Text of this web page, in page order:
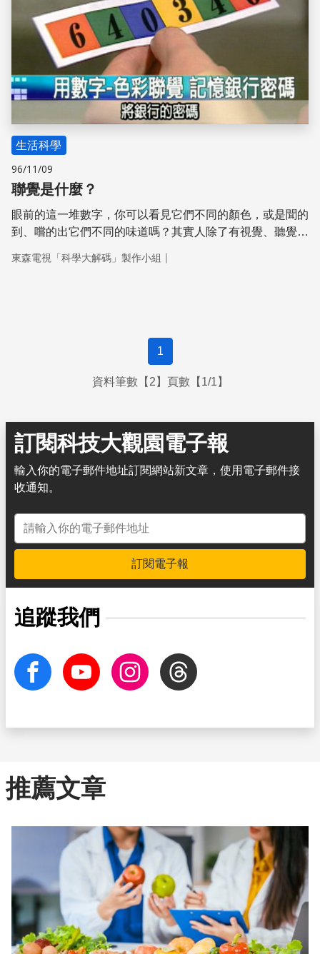
生活科學
96/11/09
聯覺是什麼？
眼前的這一堆數字，你可以看見它們不同的顏色，或是聞的
到、嚐的出它們不同的味道嗎？其實人除了有視覺、聽覺、
些人在閱讀或是聽到別人的交談，這些文字會觸發味覺，在
東森電視「科學大解碼」製作小組 ｜
1
資料筆數【2】頁數【1/1】
訂閱科技大觀園電子報
輸入你的電子郵件地址訂閱網站新文章，使用電子郵件接
收通知。
電子郵件地址
訂閱電子報
追蹤我們
facebook Youtube InstagramThreads
推薦文章